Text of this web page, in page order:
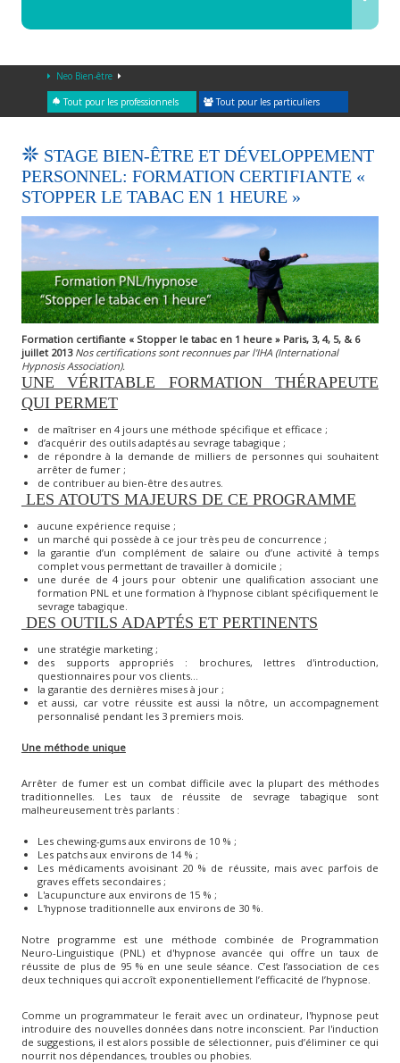
Neo Bien-être
Tout pour les professionnels Tout pour les particuliers
STAGE BIEN-ÊTRE ET DÉVELOPPEMENT
PERSONNEL: FORMATION CERTIFIANTE «
STOPPER LE TABAC EN 1 HEURE »
Formation certifiante « Stopper le tabac en 1 heure » Paris, 3, 4, 5, & 6
juillet 2013 Nos certifications sont reconnues par l'IHA (International
Hypnosis Association).
UNE VÉRITABLE FORMATION THÉRAPEUTE
QUI PERMET
de maîtriser en 4 jours une méthode spécifique et efficace ;
d’acquérir des outils adaptés au sevrage tabagique ;
de répondre à la demande de milliers de personnes qui souhaitent
arrêter de fumer ;
de contribuer au bien-être des autres.
LES ATOUTS MAJEURS DE CE PROGRAMME
aucune expérience requise ;
un marché qui possède à ce jour très peu de concurrence ;
la garantie d’un complément de salaire ou d’une activité à temps
complet vous permettant de travailler à domicile ;
une durée de 4 jours pour obtenir une qualification associant une
formation PNL et une formation à l’hypnose ciblant spécifiquement le
sevrage tabagique.
DES OUTILS ADAPTÉS ET PERTINENTS
une stratégie marketing ;
des supports appropriés : brochures, lettres d'introduction,
questionnaires pour vos clients...
la garantie des dernières mises à jour ;
et aussi, car votre réussite est aussi la nôtre, un accompagnement
personnalisé pendant les 3 premiers mois.
Une méthode unique
Arrêter de fumer est un combat difficile avec la plupart des méthodes
traditionnelles. Les taux de réussite de sevrage tabagique sont
malheureusement très parlants :
Les chewing-gums aux environs de 10 % ;
Les patchs aux environs de 14 % ;
Les médicaments avoisinant 20 % de réussite, mais avec parfois de
graves effets secondaires ;
L'acupuncture aux environs de 15 % ;
L'hypnose traditionnelle aux environs de 30 %.
Notre programme est une méthode combinée de Programmation
Neuro-Linguistique (PNL) et d'hypnose avancée qui offre un taux de
réussite de plus de 95 % en une seule séance. C’est l’association de ces
deux techniques qui accroît exponentiellement l’efficacité de l’hypnose.
Comme un programmateur le ferait avec un ordinateur, l'hypnose peut
introduire des nouvelles données dans notre inconscient. Par l'induction
de suggestions, il est alors possible de sélectionner, puis d’éliminer ce qui
nourrit nos dépendances, troubles ou phobies.